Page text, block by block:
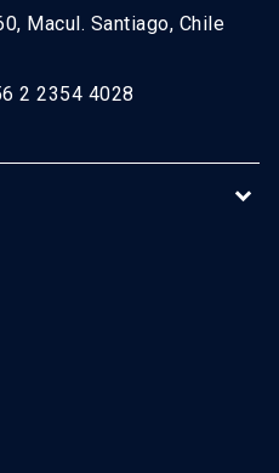
Macul. Santiago, Chile
2 2354 4028